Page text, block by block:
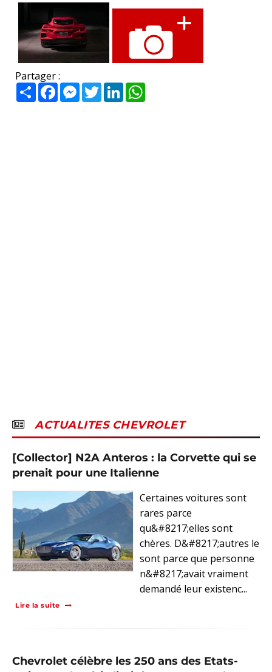
Partager :
PartagerFacebookMessenger
TwitterLinkedIn
ACTUALITES CHEVROLET
[Collector] N2A Anteros : la Corvette qui se
prenait pour une Italienne
Certaines voitures sont
rares parce
qu&#8217;elles sont
chères. D&#8217;autres le
sont parce que personne
n&#8217;avait vraiment
demandé leur existenc...
Lire la suite
Chevrolet célèbre les 250 ans des Etats-